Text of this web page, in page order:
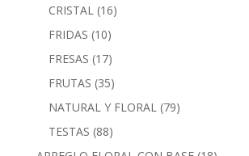
CRISTAL 1616
FRIDAS 1010
productos
FRESAS 1717
productos
FRUTAS 3535
productos
NATURAL Y FLORAL 7979
TESTAS 8888
productos